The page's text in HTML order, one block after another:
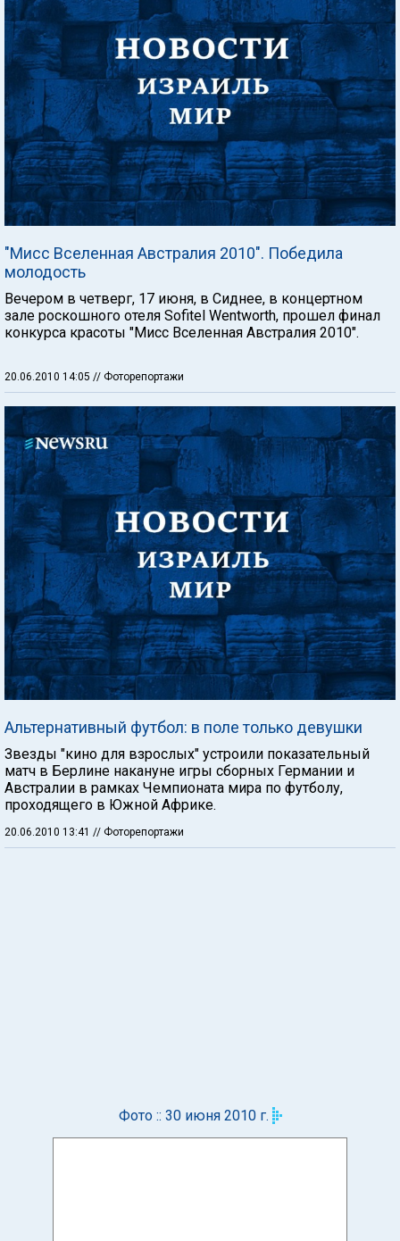
"Мисс Вселенная Австралия 2010". Победила
молодость
Вечером в четверг, 17 июня, в Сиднее, в концертном
зале роскошного отеля Sofitel Wentworth, прошел финал
конкурса красоты "Мисс Вселенная Австралия 2010".
20.06.2010 14:05 // Фоторепортажи
Альтернативный футбол: в поле только девушки
Звезды "кино для взрослых" устроили показательный
матч в Берлине накануне игры сборных Германии и
Австралии в рамках Чемпионата мира по футболу,
проходящего в Южной Африке.
20.06.2010 13:41 // Фоторепортажи
Фото :: 30 июня 2010 г.